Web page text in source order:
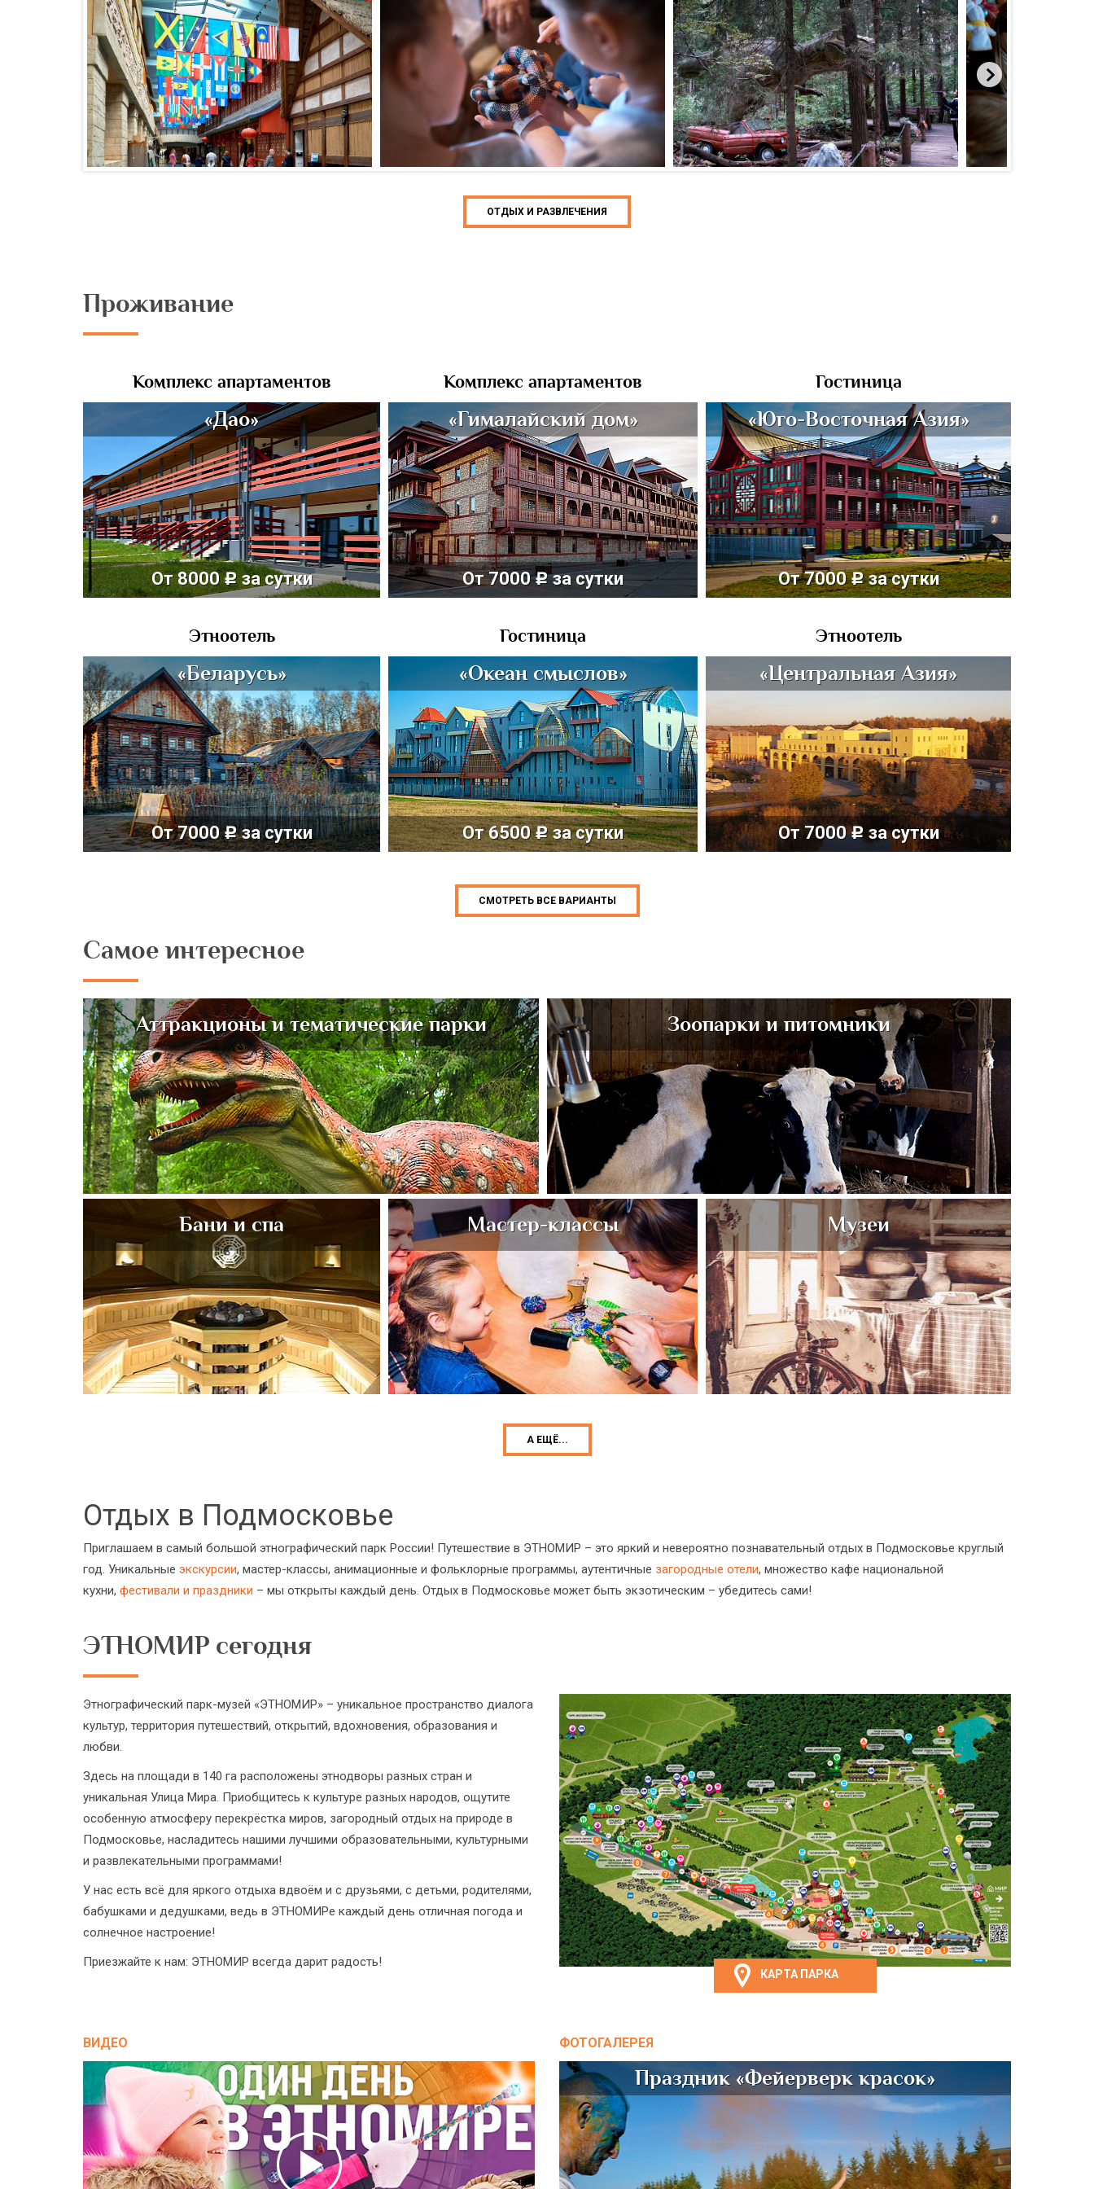
ОТДЫХ И РАЗВЛЕЧЕНИЯ
Проживание
Комплекс апартаментов
«Дао»
От 8000cза сутки
Комплекс апартаментов
«Гималайский дом»
От 7000cза сутки
Гостиница
«Юго-Восточная Азия»
От 7000cза сутки
Этноотель
«Беларусь»
От 7000cза сутки
Гостиница
«Океан смыслов»
От 6500cза сутки
Этноотель
«Центральная Азия»
От 7000c за сутки
СМОТРЕТЬ ВСЕ ВАРИАНТЫ
Самое интересное
Аттракционы и тематические парки Зоопарки и питомники
Бани и спа Мастер-классы Музеи
А ЕЩЁ...
Отдых в Подмосковье
Приглашаем в самый большой этнографический парк России! Путешествие в ЭТНОМИР – это яркий и невероятно познавательный отдых в Подмосковье круглый
год. Уникальные экскурсии, мастер-классы, анимационные и фольклорные программы, аутентичные загородные отели, множество кафе национальной
кухни, фестивали и праздники – мы открыты каждый день. Отдых в Подмосковье может быть экзотическим – убедитесь сами!
ЭТНОМИР сегодня
Этнографический парк-музей «ЭТНОМИР» – уникальное пространство диалога
культур, территория путешествий, открытий, вдохновения, образования и
любви.
Здесь на площади в 140 га расположены этнодворы разных стран и
уникальная Улица Мира. Приобщитесь к культуре разных народов, ощутите
особенную атмосферу перекрёстка миров, загородный отдых на природе в
Подмосковье, насладитесь нашими лучшими образовательными, культурными
и развлекательными программами!
У нас есть всё для яркого отдыха вдвоём и с друзьями, с детьми, родителями,
бабушками и дедушками, ведь в ЭТНОМИРе каждый день отличная погода и
солнечное настроение!
Приезжайте к нам: ЭТНОМИР всегда дарит радость!
КАРТА ПАРКА
ВИДЕО ФОТОГАЛЕРЕЯ
Праздник «Фейерверк красок»